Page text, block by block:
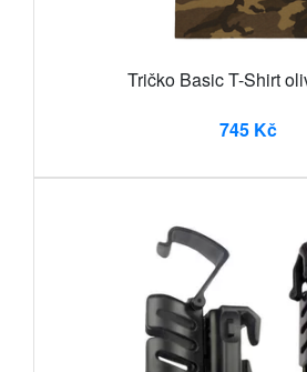
Tričko Basic T-Shirt
745 Kč